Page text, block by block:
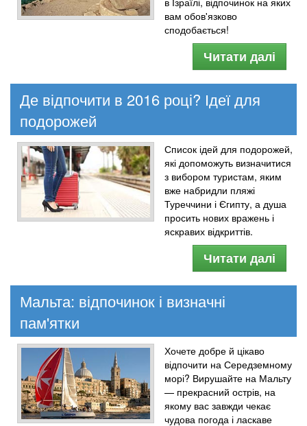
вам обов'язково
сподобається!
Читати далі
Де відпочити в 2016 році? Ідеї для
подорожей
Список ідей для подорожей,
які допоможуть визначитися
з вибором туристам, яким
вже набридли пляжі
Туреччини і Єгипту, а душа
просить нових вражень і
яскравих відкриттів.
Читати далі
Мальта: відпочинок і визначні
пам'ятки
Хочете добре й цікаво
відпочити на Середземному
морі? Вирушайте на Мальту
— прекрасний острів, на
якому вас завжди чекає
чудова погода і ласкаве